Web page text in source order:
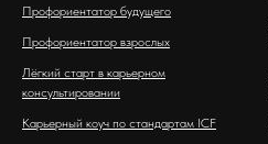
Профориентатор будущего
Профориентатор взрослых
Лёгкий старт в карьерном
консультировании
Карьерный коуч по стандартам ICF